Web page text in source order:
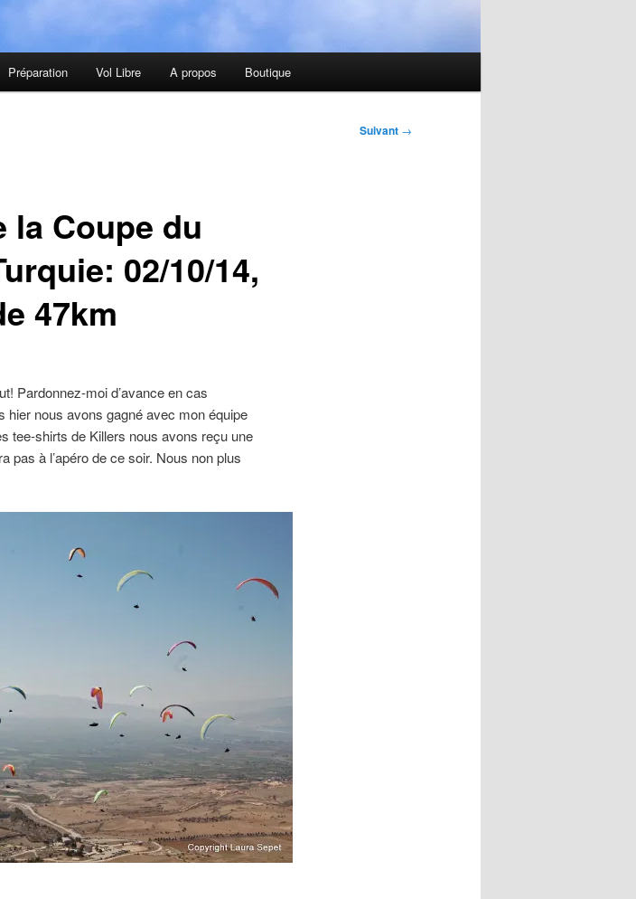
Préparation Vol Libre A propos Boutique
Suivant →
la Coupe du
02/10/14,
47km
Pardonnez-moi d’avance en cas
hier nous avons gagné avec mon équipe
tee-shirts de Killers nous avons reçu une
pas à l’apéro de ce soir. Nous non plus